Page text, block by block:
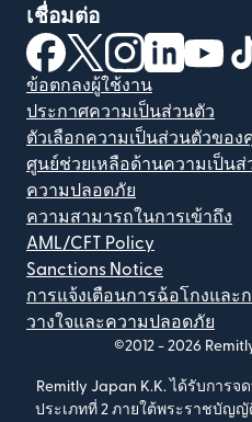
เชื่อมต่อ
(เปิดในหน้าต่างใหม่)
(เปิดในหน้าต่างให
(เปิดในหน้าต่า
(เปิดในห
(เปิ
ข้อตกลงผู้ใช้งาน
ประกาศความเป็นส่วนตัว
ตัวเลือกความเป็นส่วนตัวขอ
ศูนย์ช่วยเหลือด้านความเป็นส่
ความปลอดภัย
ความสามารถในการเข้าถึง
AML/CFT Policy
Sanctions Notice
การแจ้งเตือนการฉ้อโกงและ
วางใจและความปลอดภัย
©2012 - 2026
Remitly Japan K.K. ได้รับการ
ประเภทที่ 2 ภายใต้พระราชบัญ